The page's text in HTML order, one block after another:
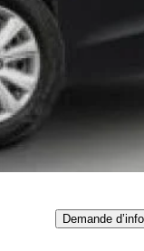
Demande d’info